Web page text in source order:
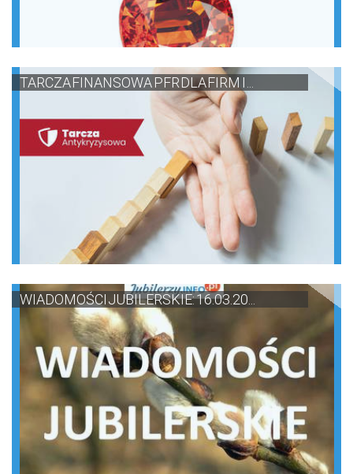
TARCZA FINANSOWA PFR DLA FIRM I ...
WIADOMOŚCI JUBILERSKIE: 16.03.20...